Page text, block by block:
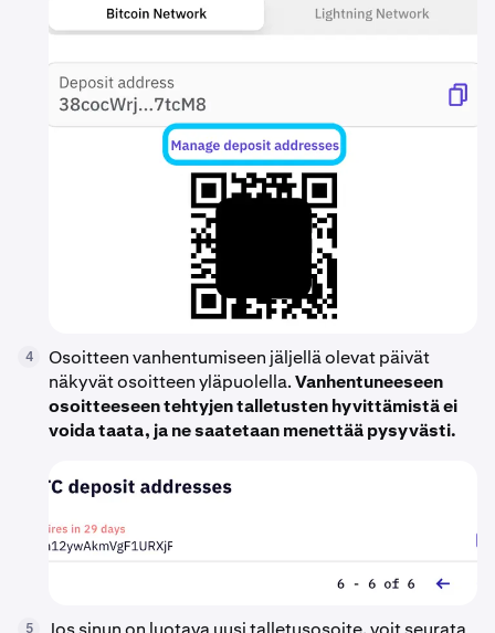
4
Osoitteen vanhentumiseen jäljellä olevat päivät
näkyvät osoitteen yläpuolella.Vanhentuneeseen
osoitteeseen tehtyjen talletusten hyvittämistä ei
voida taata, ja ne saatetaan menettää pysyvästi.
5